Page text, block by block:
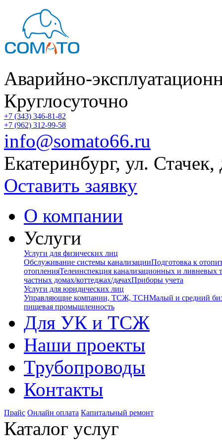
Аварийно-
Круглосуточно
+7 (343) 346-81-82
+7 (962) 312-99-58
info@somato66.ru
Екатеринбург, ул.
Оставить заявку
О компании
Услуги
Услуги для физических лиц
Обслуживание системы канализацииПодготовка к
отопленияТелеинспекция канализационных и ливневых
частных домах/коттеджах/дачахПриборы учета
Услуги для юридических лиц
Управляющие компании, ТСЖ, ТСНМалый и средний
пищевая промышленность
Для УК и ТСЖ
Наши проекты
Трубопроводы
Контакты
Прайс Онлайн оплата Капитальный ремонт
Каталог услуг